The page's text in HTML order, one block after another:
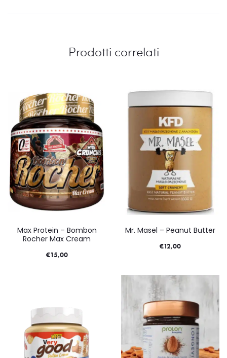
Prodotti correlati
Max Protein – Bombon
Rocher Max Cream
€15,00
Mr. Masel – Peanut Butter
€12,00